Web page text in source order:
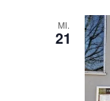
MI.
21